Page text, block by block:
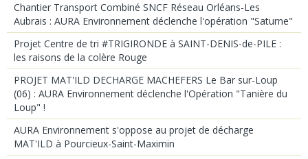
Chantier Transport Combiné SNCF Réseau Orléans-Les
Aubrais : AURA Environnement déclenche l'opération "Saturne"
Projet Centre de tri #TRIGIRONDE à SAINT-DENIS-de-PILE :
les raisons de la colère Rouge
PROJET MAT'ILD DECHARGE MACHEFERS Le Bar sur-Loup
(06) : AURA Environnement déclenche l'Opération "Tanière du
Loup" !
AURA Environnement s'oppose au projet de décharge
MAT'ILD à Pourcieux-Saint-Maximin